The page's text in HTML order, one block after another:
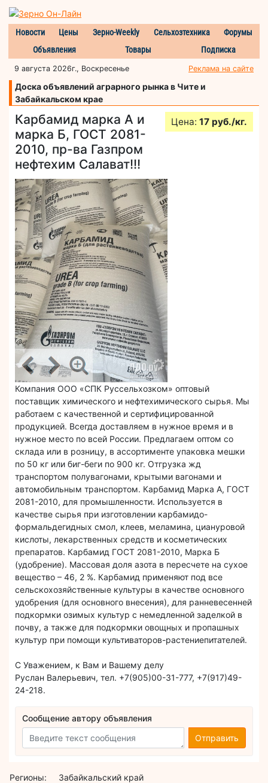
Новости Цены Зерно-Weekly Сельхозтехника
Форумы
Объявления
Товары Подписка
9 августа 2026г., Воскресенье Реклама на сайте
Доска объявлений аграрного рынка в Чите и
Забайкальском крае
Карбамид марка А и
марка Б, ГОСТ 2081-
2010, пр-ва Газпром
нефтехим Салават!!!
Цена: 17 руб./кг.
Компания ООО «СПК Руссельхозком» оптовый
поставщик химического и нефтехимического сырья. Мы
работаем с качественной и сертифицированной
продукцией. Всегда доставляем в нужное время и в
нужное место по всей России. Предлагаем оптом со
склада или в розницу, в ассортименте упаковка мешки
по 50 кг или биг-беги по 900 кг. Отгрузка жд
транспортом полувагонами, крытыми вагонами и
автомобильным транспортом. Карбамид Марка А, ГОСТ
2081-2010, для промышленности. Используется в
качестве сырья при изготовлении карбамидо-
формальдегидных смол, клеев, меламина, циануровой
кислоты, лекарственных средств и косметических
препаратов. Карбамид ГОСТ 2081-2010, Марка Б
(удобрение). Массовая доля азота в пересчете на сухое
вещество – 46, 2 %. Карбамид применяют под все
сельскохозяйственные культуры в качестве основного
удобрения (для основного внесения), для ранневесенней
подкормки озимых культур с немедленной заделкой в
почву, а также для подкормки овощных и пропашных
культур при помощи культиваторов-растениепитателей.
С Уважением, к Вам и Вашему делу
Руслан Валерьевич, тел. +7(905)00-31-777, +7(917)49-
24-218.
Сообщение автору объявления
Отправить
Регионы:
Забайкальский край